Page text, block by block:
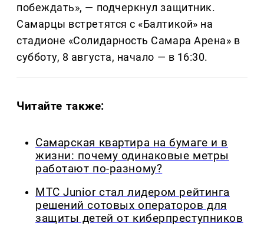
побеждать», — подчеркнул защитник.
Самарцы встретятся с «Балтикой» на
стадионе «Солидарность Самара Арена» в
субботу, 8 августа, начало — в 16:30.
Читайте также:
Самарская квартира на бумаге и в
жизни: почему одинаковые метры
работают по-разному?
МТС Junior стал лидером рейтинга
решений сотовых операторов для
защиты детей от киберпреступников